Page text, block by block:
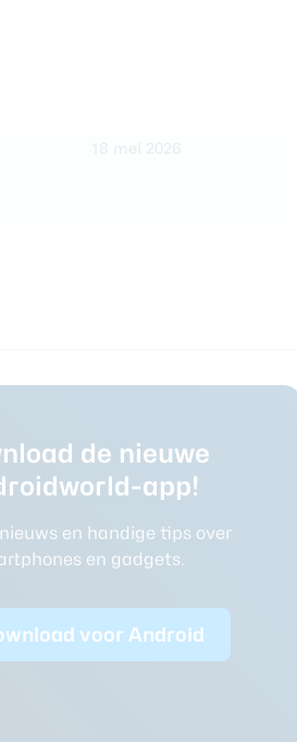
de nieuwe
app!
en handige tips over
en gadgets.
voor Android